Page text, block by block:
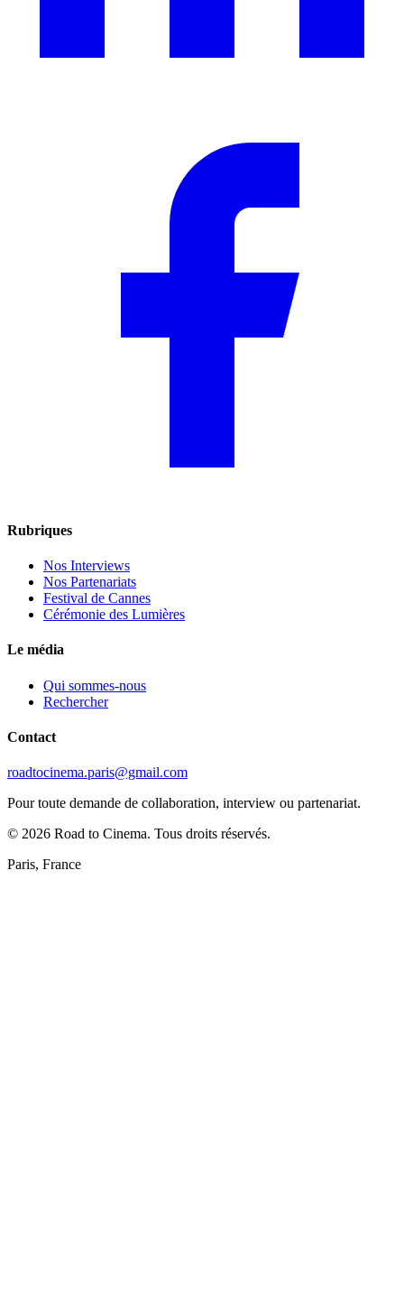
Rubriques
Nos Interviews
Nos Partenariats
Festival de Cannes
Cérémonie des Lumières
Le média
Qui sommes-nous
Rechercher
Contact
roadtocinema.paris@gmail.com
Pour toute demande de collaboration, interview ou partenariat.
© 2026 Road to Cinema. Tous droits réservés.
Paris, France